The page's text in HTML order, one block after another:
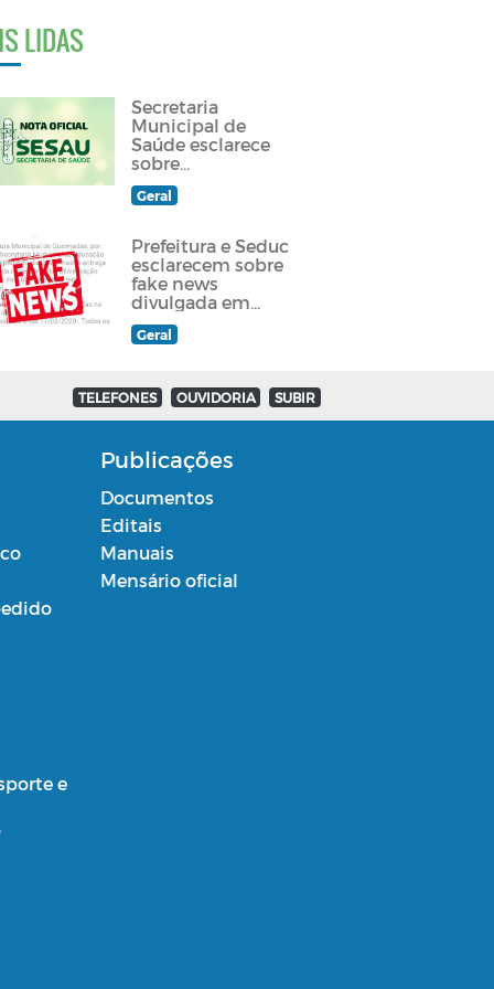
LIDAS
Secretaria
Municipal de
Saúde esclarece
sobre
atendimento a
paciente
Geral
Prefeitura e Seduc
esclarecem sobre
fake news
divulgada em
grupos de
Whatsapp e redes
Geral
TELEFONES OUVIDORIA SUBIR
Publicações
Documentos
Editais
Manuais
Mensário oficial
e